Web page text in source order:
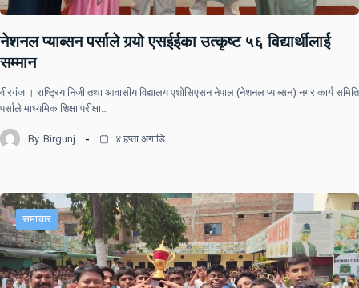
नेशनल प्याब्सन पर्साले गर्‍यो एसईईका उत्कृष्ट ५६ विद्यार्थीलाई
सम्मान
वीरगंज । राष्ट्रिय निजी तथा आवासीय विद्यालय एशोसिएसन नेपाल (नेशनल प्याब्सन) नगर कार्य समिति
पर्साले माध्यमिक शिक्षा परीक्षा…
By Birgunj ४ हप्ता अगाडि
समाचार